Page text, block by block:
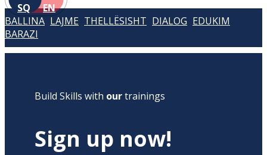
SQ EN
BALLINA LAJME THELLËSISHT DIALOG EDUKIM
BARAZI
Build Skills with ourtrainings
Sign up now!